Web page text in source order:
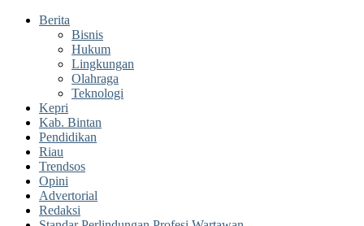
Berita
Bisnis
Hukum
Lingkungan
Olahraga
Teknologi
Kepri
Kab. Bintan
Pendidikan
Riau
Trendsos
Opini
Advertorial
Redaksi